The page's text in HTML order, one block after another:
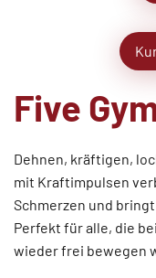
Five
Dehnen, kräftigen,
mit Kraftimpulsen
Schmerzen und
Perfekt für alle, die
wieder frei bewegen